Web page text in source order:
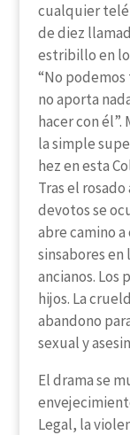
cualquier
de diez
estribillo en
“No podemos
no aporta
hacer con
la simple
hez en esta
Tras el
devotos se
abre camino
sinsabores en
ancianos. Los
hijos. La
abandono
sexual y
El drama se
Legal, la